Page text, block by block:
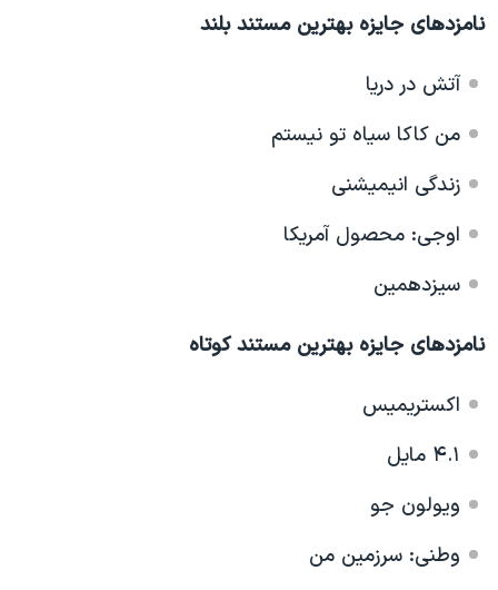
نامزدهای جایزه بهترین مستند بلند
آتش در دریا
من کاکا سیاه تو نیستم
زندگی انیمیشنی
اوجی: محصول آمریکا
سیزدهمین
نامزدهای جایزه بهترین مستند کوتاه
اکستریمیس
۴.۱ مایل
ویولون جو
وطنی: سرزمین من